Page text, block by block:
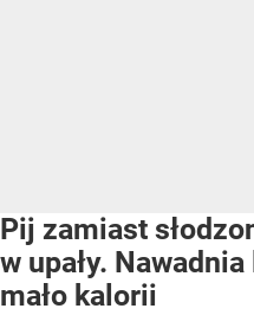
Pij zamiast
w upały.
mało kalorii